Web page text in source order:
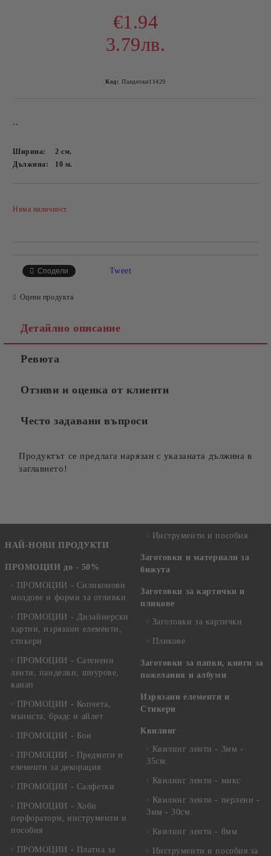
€1.94
3.79лв.
Код: Панделки11429
..
Ширина: 2см.
Дължина:
10 м.
Няма наличност
Сподели Tweet
Оцени продукта
Детайлно описание
Ревюта
Отзиви и оценка от клиенти
Често задавани въпроси
Продуктът се предлага нарязан с указаната дължина в
заглавието!
НАЙ-НОВИ ПРОДУКТИ
ПРОМОЦИИ до - 50%
ПРОМОЦИИ - Силиконови
молдове и форми за отливки
ПРОМОЦИИ - Дизайнерски
хартии, изрязани елементи,
стикери
ПРОМОЦИИ - Сатенени
ленти, панделки, шнурове,
канап
ПРОМОЦИИ - Копчета,
мъниста, брадс и айлет
ПРОМОЦИИ - Бои
ПРОМОЦИИ - Предмети и
елементи за декорация
ПРОМОЦИИ - Салфетки
ПРОМОЦИИ - Хоби
перфоратори, инструменти и
пособия
ПРОМОЦИИ - Платна за
Инструменти и пособия
Заготовки и материали за
бижута
Заготовки за картички и
пликове
Заготовки за картички
Пликове
Заготовки за папки, книги за
пожелания и албуми
Изрязани елементи и
Стикери
Квилинг
Квилинг ленти - 3мм -
35см.
Квилинг ленти - микс
Квилинг ленти - перлени -
3мм - 30см.
Квилинг ленти - 8мм
Инструменти и пособия за